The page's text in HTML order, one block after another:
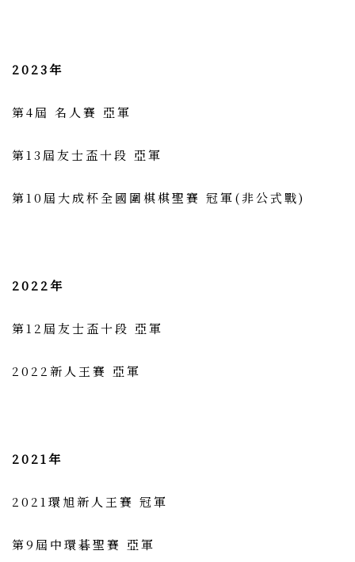
2023年
第4屆 名人賽 亞軍
第13屆友士盃十段 亞軍
第10屆大成杯全國圍棋棋聖賽 冠軍(非公式戰)
2022年
第12屆友士盃十段 亞軍
2022新人王賽 亞軍
2021年
2021環旭新人王賽 冠軍
第9屆中環碁聖賽 亞軍